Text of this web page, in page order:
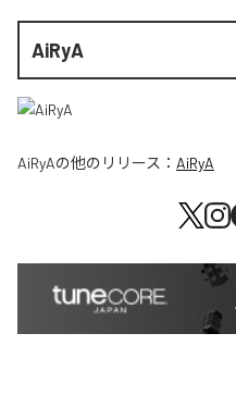
AiRyA
AiRyAの他のリリース： AiRyA